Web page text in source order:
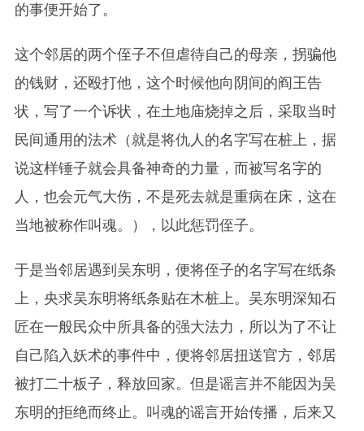
的事便开始了。
这个邻居的两个侄子不但虐待自己的母亲，拐骗他
的钱财，还殴打他，这个时候他向阴间的阎王告
状，写了一个诉状，在土地庙烧掉之后，采取当时
民间通用的法术（就是将仇人的名字写在桩上，据
说这样锤子就会具备神奇的力量，而被写名字的
人，也会元气大伤，不是死去就是重病在床，这在
当地被称作叫魂。），以此惩罚侄子。
于是当邻居遇到吴东明，便将侄子的名字写在纸条
上，央求吴东明将纸条贴在木桩上。吴东明深知石
匠在一般民众中所具备的强大法力，所以为了不让
自己陷入妖术的事件中，便将邻居扭送官方，邻居
被打二十板子，释放回家。但是谣言并不能因为吴
东明的拒绝而终止。叫魂的谣言开始传播，后来又